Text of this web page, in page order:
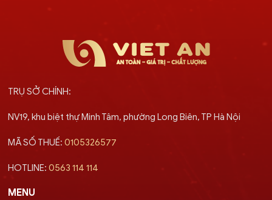
TRỤ SỞ CHÍNH:
NV19, khu biệt thự Minh Tâm, phường Long Biên, TP Hà Nội
MÃ SỐ THUẾ:0105326577
HOTLINE:0563 114 114
MENU